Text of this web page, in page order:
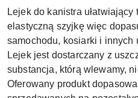
Lejek do kanistra
elastyczną szyjkę więc
samochodu, kosiarki i innych
Lejek jest dostarczany z
substancja, którą wlewamy,
Oferowany produkt